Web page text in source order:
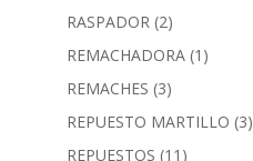
RASPADOR (2)
REMACHADORA (1)
REMACHES (3)
REPUESTO MARTILLO (3)
REPUESTOS (11)